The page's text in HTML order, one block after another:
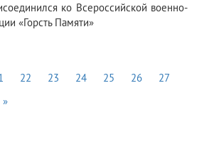
ко Всероссийской военно-
«Горсть Памяти»
22 23 24 25 26
27
»